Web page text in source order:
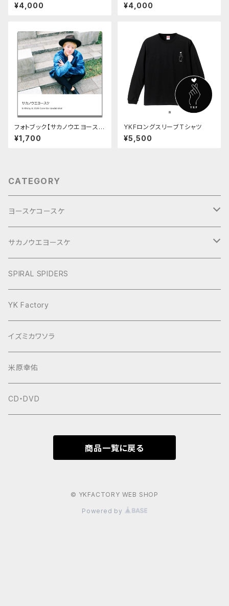
¥4,000 ¥4,000
フォトブック【サカノウエヨース
ケ Birthday&2026calenda
r candid shots 】
¥1,700
YKFロングスリーブTシャツ
¥5,500
CATEGORY
ヨースケコースケ
ぶらり旅2017Short
サカノウエヨースケ
ヨースケNIGHT
SPIRAL SPIDERS
YK Factory
イズミカワソラ
米原幸佑
CD・DVD
商品一覧に戻る
© YKFACTORY WEB SHOP
Powered by